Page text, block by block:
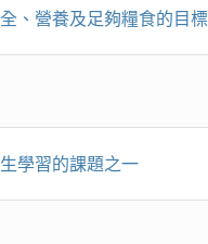
、營養及足夠糧食的目標
學習的課題之一